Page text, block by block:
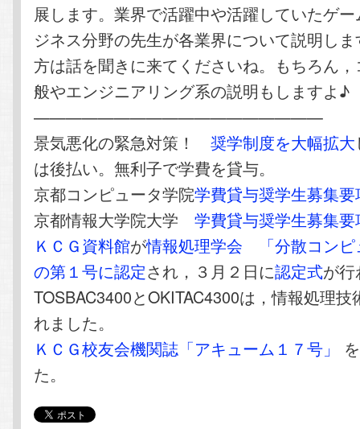
展します。業界で活躍中や活躍していたゲ
ジネス分野の先生が各業界について説明し
方は話を聞きに来てくださいね。もちろん
般やエンジニアリング系の説明もしますよ♪
——————————————————
景気悪化の緊急対策！奨学制度を大幅拡大
は後払い。無利子で学費を貸与。
京都コンピュータ学院学費貸与奨学生募集要
京都情報大学院大学学費貸与奨学生募集要
ＫＣＧ資料館が情報処理学会
「分散コン
の第１号に認定され，３月２日に認定式が
TOSBAC3400とOKITAC4300は，情報処理
れました。
ＫＣＧ校友会機関誌「アキューム１７号」
た。